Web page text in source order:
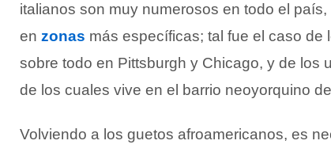
italianos son muy numerosos en todo el
en zonas más específicas; tal fue el caso
sobre todo en Pittsburgh y Chicago, y de los
de los cuales vive en el barrio neoyorquino de
Volviendo a los guetos afroamericanos, es